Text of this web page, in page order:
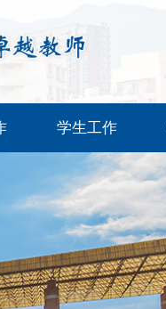
学生工作